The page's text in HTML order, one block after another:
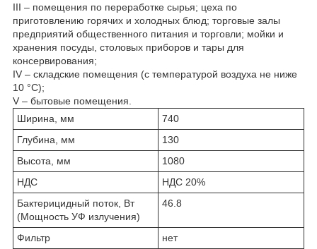
III – помещения по переработке сырья; цеха по
приготовлению горячих и холодных блюд; торговые залы
предприятий общественного питания и торговли; мойки и
хранения посуды, столовых приборов и тары для
консервирования;
IV – складские помещения (с температурой воздуха не ниже
10 °С);
V – бытовые помещения.
Ширина, мм
740
Глубина, мм
130
Высота, мм
1080
НДС
НДС 20%
Бактерицидный поток, Вт
(Мощность УФ излучения)
46.8
Фильтр
нет